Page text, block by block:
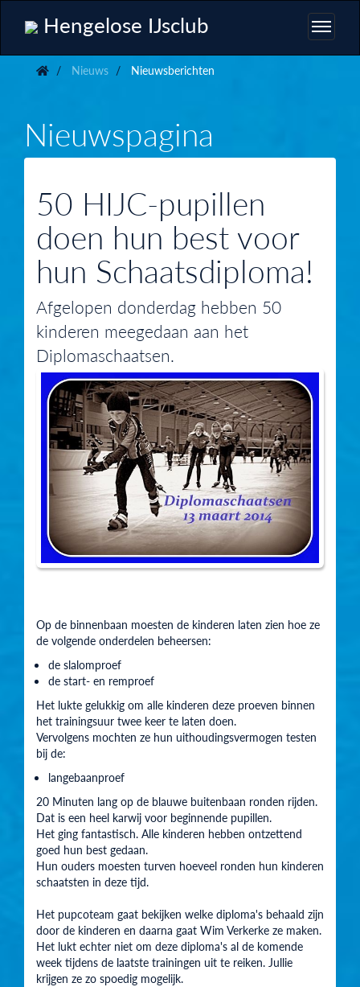
Hengelose IJsclub
Nieuws Nieuwsberichten
Nieuwspagina
50 HIJC-pupillen
doen hun best voor
hun Schaatsdiploma!
Afgelopen donderdag hebben 50
kinderen meegedaan aan het
Diplomaschaatsen.
Op de binnenbaan moesten de kinderen laten zien hoe ze
de volgende onderdelen beheersen:
de slalomproef
de start- en remproef
Het lukte gelukkig om alle kinderen deze proeven binnen
het trainingsuur twee keer te laten doen.
Vervolgens mochten ze hun uithoudingsvermogen testen
bij de:
langebaanproef
20 Minuten lang op de blauwe buitenbaan ronden rijden.
Dat is een heel karwij voor beginnende pupillen.
Het ging fantastisch. Alle kinderen hebben ontzettend
goed hun best gedaan.
Hun ouders moesten turven hoeveel ronden hun kinderen
schaatsten in deze tijd.
Het pupcoteam gaat bekijken welke diploma's behaald zijn
door de kinderen en daarna gaat Wim Verkerke ze maken.
Het lukt echter niet om deze diploma's al de komende
week tijdens de laatste trainingen uit te reiken. Jullie
krijgen ze zo spoedig mogelijk.